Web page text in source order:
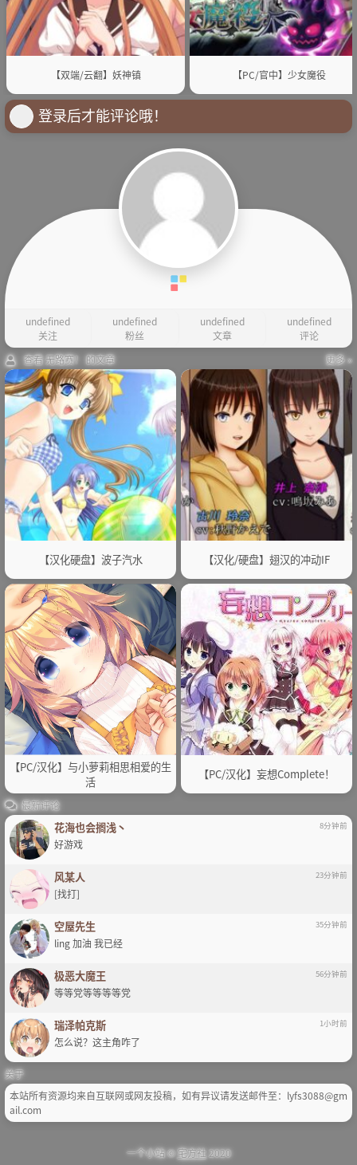
【双端/云翻】妖神镇 【PC/官中】少女魔役
登录后才能评论哦！
undefined
关注
undefined
粉丝
undefined
文章
undefined
评论
查看 无路赛！ 的文章
更多 »
【汉化硬盘】波子汽水 【汉化/硬盘】翅汉的冲动IF
【PC/汉化】与小萝莉相思相爱的生
活
【PC/汉化】妄想Complete！
最新评论
花海也会搁浅丶 8分钟前
好游戏
风某人 23分钟前
[找打]
空屋先生 35分钟前
ling 加油 我已经
极恶大魔王 56分钟前
等等党等等等等党
瑞泽帕克斯 1小时前
怎么说？这主角咋了
关于
本站所有资源均来自互联网或网友投稿，如有异议请发送邮件至：lyfs3088@gm
ail.com
一个小站 ©宅方社2020